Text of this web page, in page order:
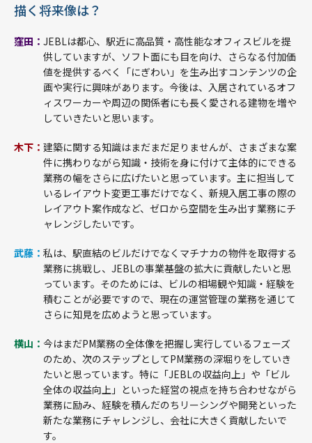
描く将来像は？
窪田： JEBLは都心、駅近に高品質・高性能なオフィスビルを提
供していますが、ソフト面にも目を向け、さらなる付加価
値を提供するべく「にぎわい」を生み出すコンテンツの企
画や実行に興味があります。今後は、入居されているオフ
ィスワーカーや周辺の関係者にも長く愛される建物を増や
していきたいと思います。
木下： 建築に関する知識はまだまだ足りませんが、さまざまな案
件に携わりながら知識・技術を身に付けて主体的にできる
業務の幅をさらに広げたいと思っています。主に担当して
いるレイアウト変更工事だけでなく、新規入居工事の際の
レイアウト案作成など、ゼロから空間を生み出す業務にチ
ャレンジしたいです。
武藤： 私は、駅直結のビルだけでなくマチナカの物件を取得する
業務に挑戦し、JEBLの事業基盤の拡大に貢献したいと思
っています。そのためには、ビルの相場観や知識・経験を
積むことが必要ですので、現在の運営管理の業務を通じて
さらに知見を広めようと思っています。
横山： 今はまだPM業務の全体像を把握し実行しているフェーズ
のため、次のステップとしてPM業務の深堀りをしていき
たいと思っています。特に「JEBLの収益向上」や「ビル
全体の収益向上」といった経営の視点を持ち合わせながら
業務に励み、経験を積んだのちリーシングや開発といった
新たな業務にチャレンジし、会社に大きく貢献したいで
す。